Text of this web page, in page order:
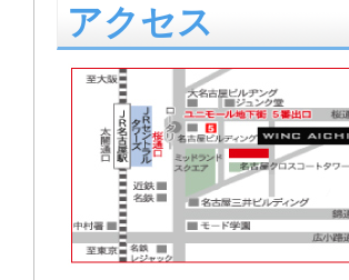
アクセス